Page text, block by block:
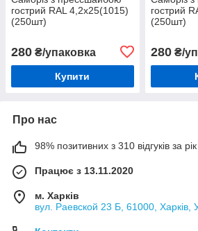
гострий RAL 4,2х25(1015)
(250шт)
280 ₴/упаковка
Купити
гострий
(250шт)
280₴/
Про нас
98% позитивних з 310 відгуків за рік
Працює з 13.11.2020
м. Харків
вул. Раевской 23 Б, 61000, Харків,